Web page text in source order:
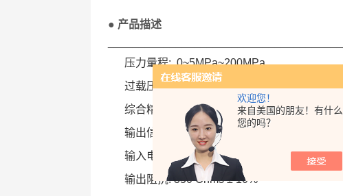
欢迎您！
来自美国的朋友！有什
您的吗？
● 产品描述
压力量程: 0~5MPa~200MPa
过载压力: 150% FS
综合精度: ±1.0%FS （包括线性、重复性和
输出信号: 4-20mA, 0-10V, 0-5V
输入电压: 24VDC
输出阻抗: 350 Ohms ± 10%